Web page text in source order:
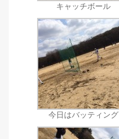
キャッチボール
今日はバッティング